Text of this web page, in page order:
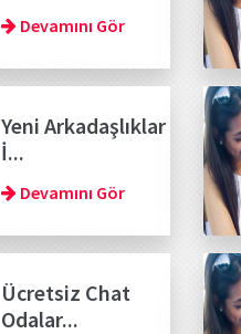
Devamını Gör
Yeni Arkadaşlıklar
İ...
Devamını Gör
Ücretsiz Chat
Odalar...